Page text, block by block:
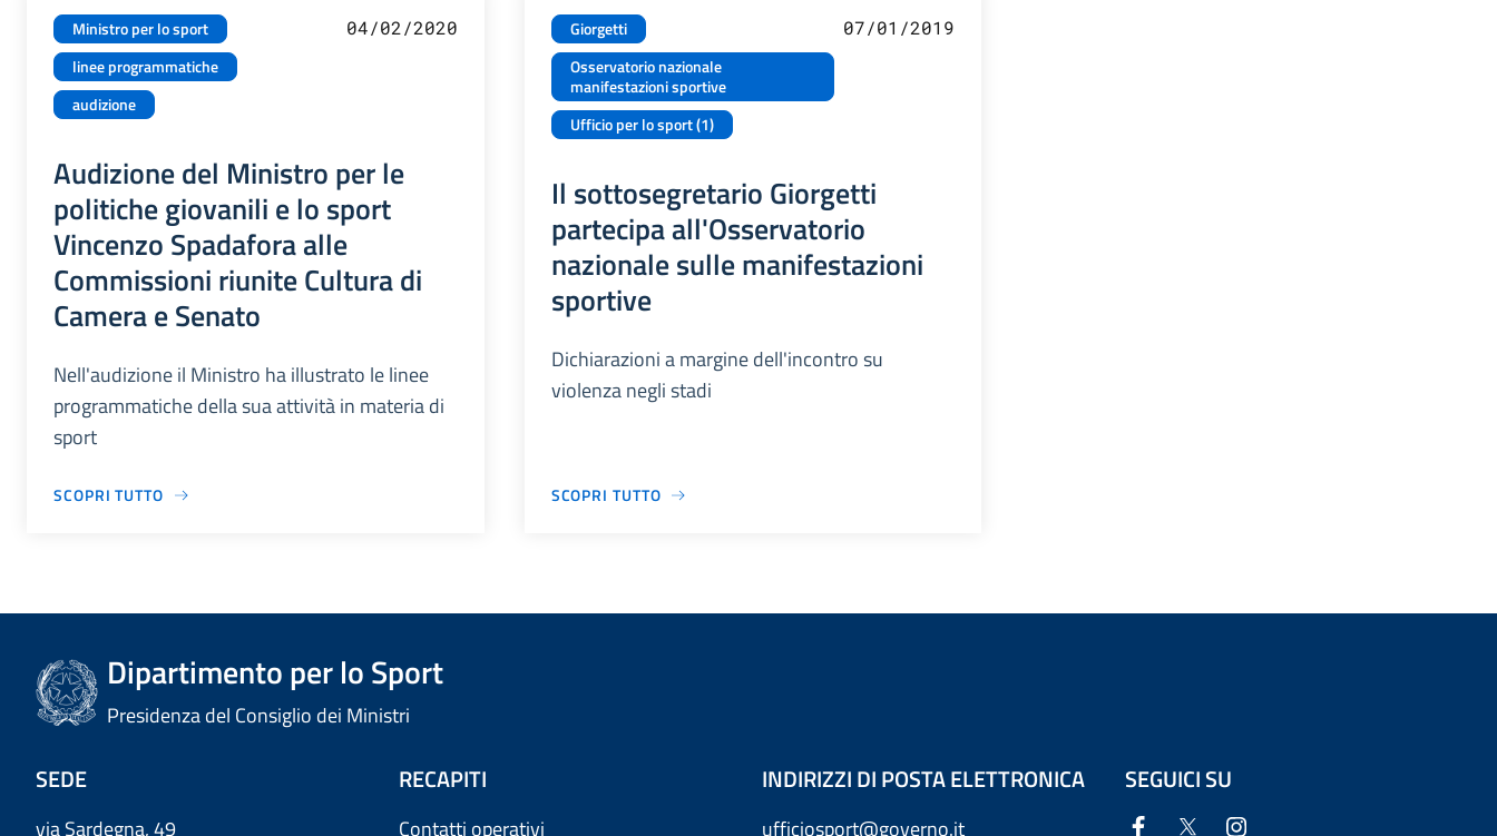
Ministro per lo sport
linee programmatiche
audizione
04/02/2020
Audizione del Ministro per le
politiche giovanili e lo sport
Vincenzo Spadafora alle
Commissioni riunite Cultura di
Camera e Senato
Nell'audizione il Ministro ha illustrato le linee
programmatiche della sua attività in materia di
sport
SCOPRI TUTTO
Giorgetti
Osservatorio nazionale
manifestazioni sportive
Ufficio per lo sport (1)
07/01/2019
Il sottosegretario Giorgetti
partecipa all'Osservatorio
nazionale sulle manifestazioni
sportive
Dichiarazioni a margine dell'incontro su
violenza negli stadi
SCOPRI TUTTO
Dipartimento per lo Sport
Presidenza del Consiglio dei Ministri
SEDE
via Sardegna, 49
RECAPITI
Contatti operativi
INDIRIZZI DI POSTA ELETTRONICA
ufficiosport@governo.it
SEGUICI SU